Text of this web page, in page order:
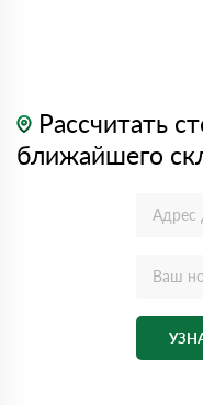
Рассчитать
ближайшего